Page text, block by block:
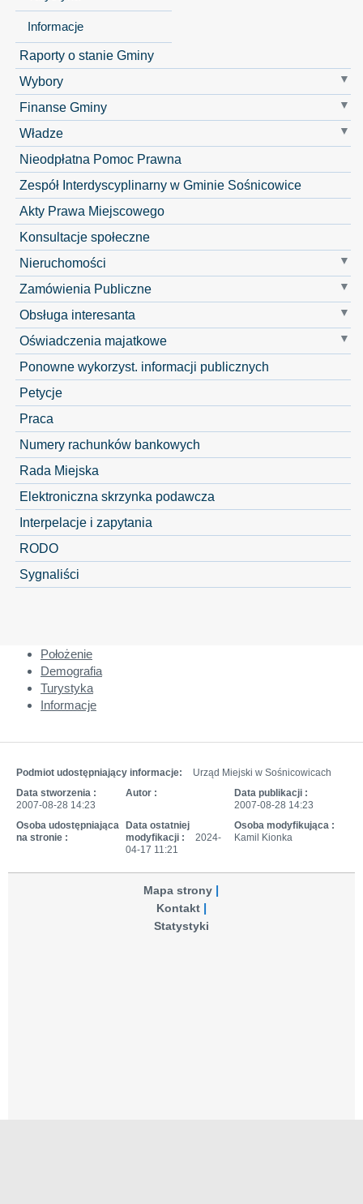
Informacje
Raporty o stanie Gminy
Wybory
Finanse Gminy
Władze
Nieodpłatna Pomoc Prawna
Zespół Interdyscyplinarny w Gminie Sośnicowice
Akty Prawa Miejscowego
Konsultacje społeczne
Nieruchomości
Zamówienia Publiczne
Obsługa interesanta
Oświadczenia majatkowe
Ponowne wykorzyst. informacji publicznych
Petycje
Praca
Numery rachunków bankowych
Rada Miejska
Elektroniczna skrzynka podawcza
Interpelacje i zapytania
RODO
Sygnaliści
Położenie
Demografia
Turystyka
Informacje
Podmiot udostępniający informacje:
Urząd Miejski w Sośnicowicach
Data stworzenia :
2007-08-28 14:23
Autor :
Data publikacji :
2007-08-28 14:23
Osoba udostępniająca
na stronie :
Data ostatniej
modyfikacji :
2024-
04-17 11:21
Osoba modyfikująca :
Kamil Kionka
Mapa strony
Kontakt
Statystyki